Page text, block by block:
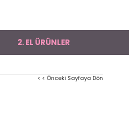
2. EL ÜRÜNLER
< < Önceki Sayfaya Dön